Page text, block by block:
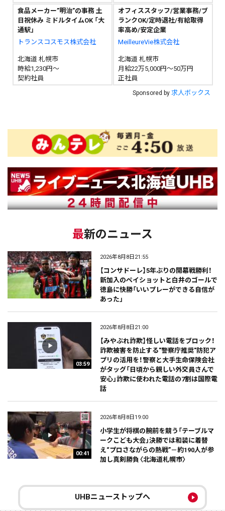
食品メーカー”明治”の事務 土
日祝休み ミドルタイムOK 「大
通駅」
トランスコスモス株式会社
北海道 札幌市
時給1,230円～
契約社員
オフィススタッフ/営業事務/ブ
ランクOK/定時退社/有給取得
率高め/安定企業
MeilleureVie株式会社
北海道 札幌市
月給22万5,000円～50万円
正社員
Sponsored by 求人ボックス
最新のニュース
2026年8月8日21:55
【コンサドーレ】5年ぶりの開幕戦勝利！
新加入のペイショットと白井のゴールで
徳島に快勝「いいプレーができる自信が
あった」
03:59
2026年8月8日21:00
【みやぶれ詐欺】怪しい電話をブロック！
詐欺被害を防止する"警察庁推奨"防犯ア
プリの活用を！警察と大手生命保険会社
がタッグ「日頃から親しい外交員さんで
安心」詐欺に使われた電話の7割は国際電
話
00:41
2026年8月8日19:00
小学生が将棋の腕前を競う「テーブルマ
ークこども大会」決勝では和装に着替
え“プロさながらの熱戦”－約190人が参
加し真剣勝負〈北海道札幌市〉
UHBニューストップへ